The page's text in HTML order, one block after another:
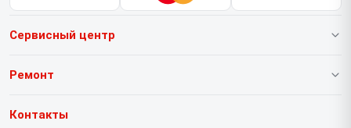
Сервисный центр
О нашем сервисе
Ремонт
Ноутбуков
Контакты